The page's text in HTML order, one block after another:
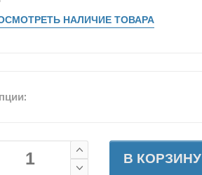
НАЛИЧИЕ ТОВАРА
В КОРЗИНУ